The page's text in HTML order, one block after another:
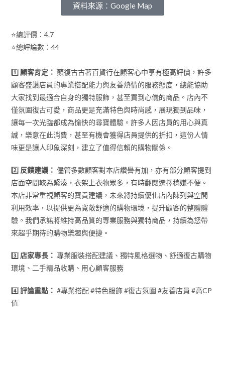
資料來源：Google Map
⭐總評價：4.7
⭐總評論數：44
1️⃣ 顧客肯定： 顛復古古著百貨行在顧客心中享有極高評價，許多
顧客盛讚店員的專業搭配能力與友善熱情的服務態度，總能協助
大家找到最適合自身的獨特服飾，甚至買到心儀的商品。店內不
僅氛圍復古可愛，商品更是充滿特色與時尚感，展現獨到品味，
讓每一次光臨都成為愉快的尋寶體驗。許多人因店員的用心與真
誠，樂意在此消費，甚至有機會獲得店員提供的折扣，這份人情
味更是讓人印象深刻，建立了值得信賴的購物關係。
2️⃣ 反饋建議： 儘管多數顧客對本店讚譽有加，亦有部分顧客提到
店面空間較為緊湊，衣架上衣物眾多，有時翻閱選擇稍嫌不便。
本店非常重視顧客的寶貴建議，未來將持續優化店內陳列與空間
利用效率，以提供更為寬敞舒適的購物環境，提升顧客的整體體
驗。我們承諾將維持高品質的專業服務與獨特商品，持續為您帶
來超乎期待的購物樂趣與便捷。
3️⃣ 店家專長： 專業服裝搭配建議、獨特風格選物、舒適復古購物
環境、二手精品收購、用心顧客服務
4️⃣評論重點： #專業搭配 #特色服飾 #復古氛圍 #友善店員 #高CP
值